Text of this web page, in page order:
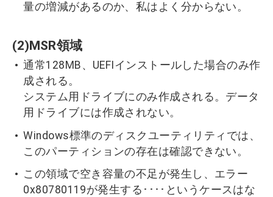
量の増減があるのか、私はよく分からない。
(2)MSR領域
通常128MB、UEFIインストールした場合のみ作
成される。
システム用ドライブにのみ作成される。データ
用ドライブには作成されない。
Windows標準のディスクユーティリティでは、
このパーティションの存在は確認できない。
この領域で空き容量の不足が発生し、エラー
0x80780119が発生する････というケースはな